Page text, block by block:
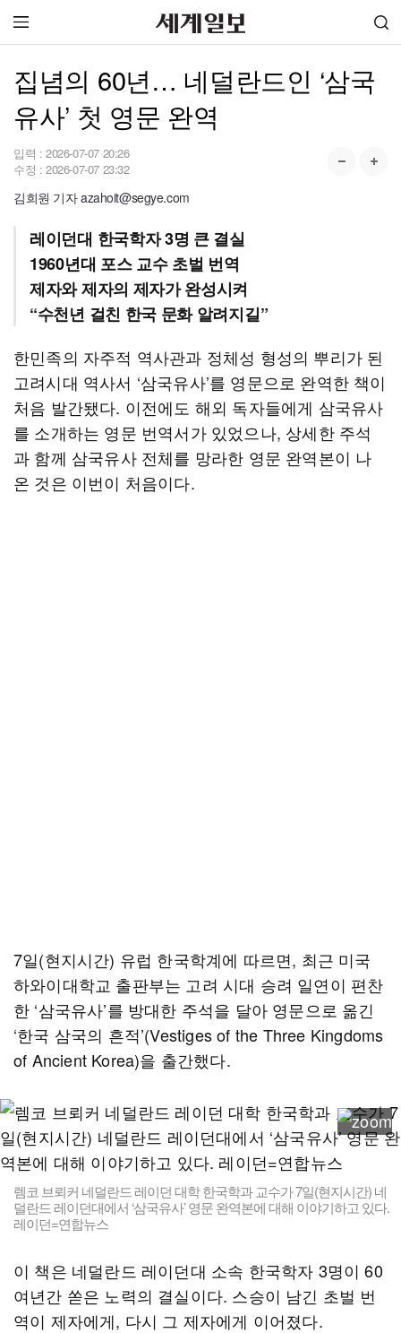
집념의 60년… 네덜란드인 ‘삼국
유사’ 첫 영문 완역
입력 : 2026-07-07 20:26
수정 : 2026-07-07 23:32
김희원 기자 azahoit@segye.com
레이던대 한국학자 3명 큰 결실
1960년대 포스 교수 초벌 번역
제자와 제자의 제자가 완성시켜
“수천년 걸친 한국 문화 알려지길”
한민족의 자주적 역사관과 정체성 형성의 뿌리가 된
고려시대 역사서 ‘삼국유사’를 영문으로 완역한 책이
처음 발간됐다. 이전에도 해외 독자들에게 삼국유사
를 소개하는 영문 번역서가 있었으나, 상세한 주석
과 함께 삼국유사 전체를 망라한 영문 완역본이 나
온 것은 이번이 처음이다.
7일(현지시간) 유럽 한국학계에 따르면, 최근 미국
하와이대학교 출판부는 고려 시대 승려 일연이 편찬
한 ‘삼국유사’를 방대한 주석을 달아 영문으로 옮긴
‘한국 삼국의 흔적’(Vestiges of the Three Kingdoms
of Ancient Korea)을 출간했다.
렘코 브뢰커 네덜란드 레이던 대학 한국학과 교수가 7일(현지시간) 네
덜란드 레이던대에서 ‘삼국유사’ 영문 완역본에 대해 이야기하고 있다.
레이던=연합뉴스
이 책은 네덜란드 레이던대 소속 한국학자 3명이 60
여년간 쏟은 노력의 결실이다. 스승이 남긴 초벌 번
역이 제자에게, 다시 그 제자에게 이어졌다.